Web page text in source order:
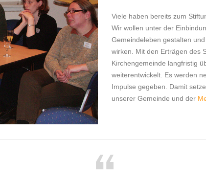
Viele haben bereits zum
Wir wollen unter der
Gemeindeleben gestalten
wirken. Mit den Erträgen des
Kirchengemeinde langfristig
weiterentwickelt. Es werden
Impulse gegeben. Damit
unserer Gemeinde und der